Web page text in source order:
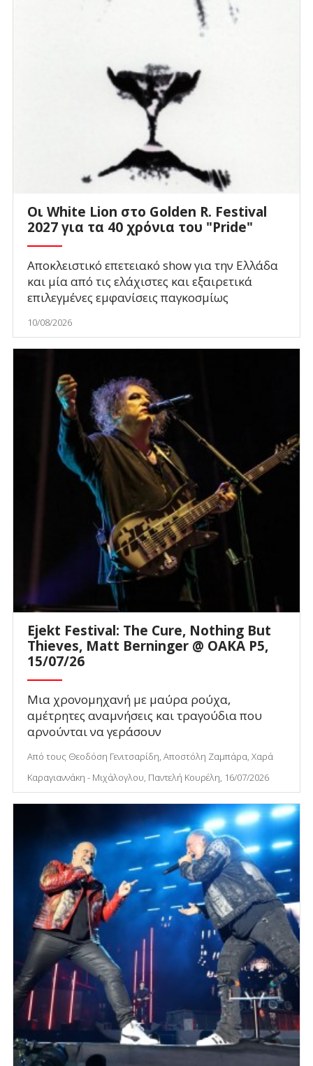
Οι White Lion στο Golden R. Festival
2027 για τα 40 χρόνια του "Pride"
Αποκλειστικό επετειακό show για την Ελλάδα
και μία από τις ελάχιστες και εξαιρετικά
επιλεγμένες εμφανίσεις παγκοσμίως
10/08/2026
Ejekt Festival: The Cure, Nothing But
Thieves, Matt Berninger @ ΟΑΚΑ P5,
15/07/26
Μια χρονομηχανή με μαύρα ρούχα,
αμέτρητες αναμνήσεις και τραγούδια που
αρνούνται να γεράσουν
Από τους Θεοδόση Γενιτσαρίδη, Αποστόλη Ζαμπάρα, Χαρά
Καραγιαννάκη - Μιχάλογλου, Παντελή Κουρέλη, 16/07/2026